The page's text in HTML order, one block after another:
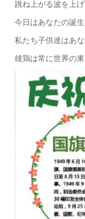
跳ね上がる波を上
今日はあなたの誕
私たち子供達はあ
雄鶏は常に世界の